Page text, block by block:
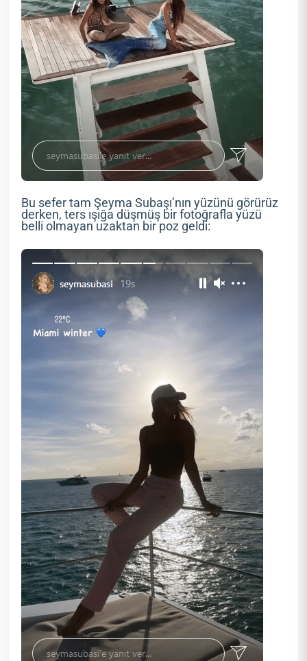
Bu sefer tam Şeyma Subaşı’nın yüzünü görürüz
derken, ters ışığa düşmüş bir fotoğrafla yüzü
belli olmayan uzaktan bir poz geldi: